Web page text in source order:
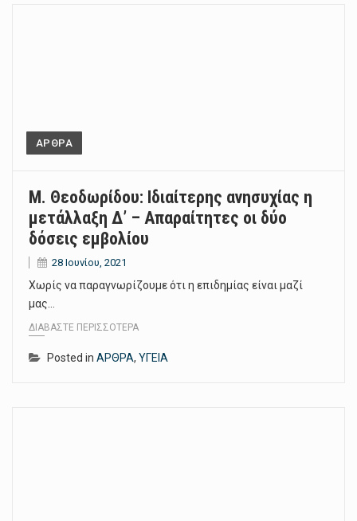
ΑΡΘΡΑ
Μ. Θεοδωρίδου: Ιδιαίτερης ανησυχίας η
μετάλλαξη Δ’ – Απαραίτητες οι δύο
δόσεις εμβολίου
28 Ιουνίου, 2021
Χωρίς να παραγνωρίζουμε ότι η επιδημίας είναι μαζί
μας…
ΔΙΑΒΆΣΤΕ ΠΕΡΙΣΣΌΤΕΡΑ
Posted in ΑΡΘΡΑ, ΥΓΕΙΑ